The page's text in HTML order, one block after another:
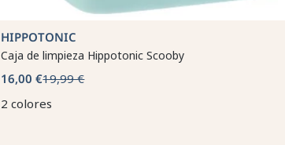
HIPPOTONIC
Caja de limpieza Hippotonic Scooby
16,00 €19,99 €
2 colores